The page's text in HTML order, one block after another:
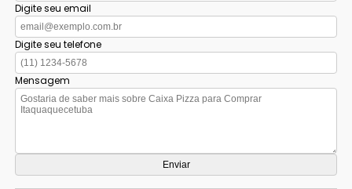
Digite seu email
Digite seu telefone
Mensagem